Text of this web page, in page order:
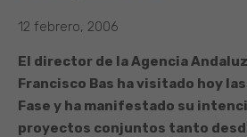
12 febrero, 2006
El director de la Agencia
Francisco Bas ha visitado hoy
Fase y ha manifestado su
proyectos conjuntos tanto